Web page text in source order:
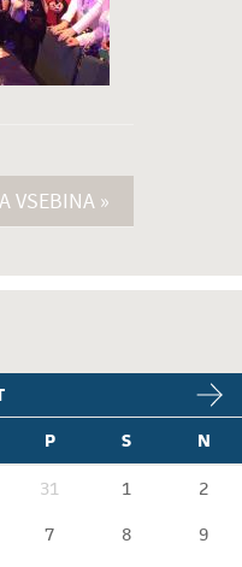
VSEBINA »
P S N
31 1
2
7 8
9